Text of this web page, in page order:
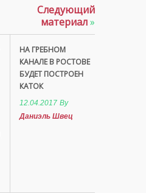
Следующий
материал»
НА ГРЕБНОМ
КАНАЛЕ В РОСТОВЕ
БУДЕТ ПОСТРОЕН
КАТОК
12.04.2017 By
Даниэль Швец